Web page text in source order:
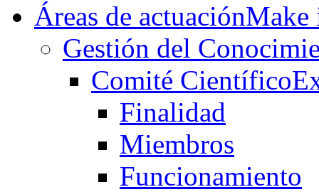
Áreas de actuación
Gestión del
Comité Científico
Finalidad
Miembros
Funcionamiento